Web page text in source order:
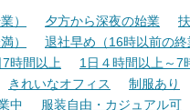
） 夕方から深夜の始業
） 退社早め（16時以前の終
7時間以上 1日４時間以上～7
きれいなオフィス 制服あり
中 服装自由・カジュアル可